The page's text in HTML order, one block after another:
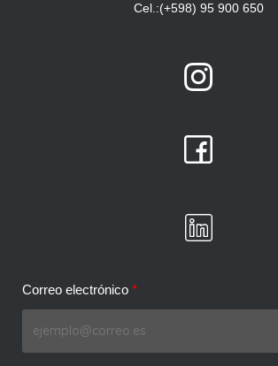
Cel.:(+598) 95 900 650
Correo electrónico